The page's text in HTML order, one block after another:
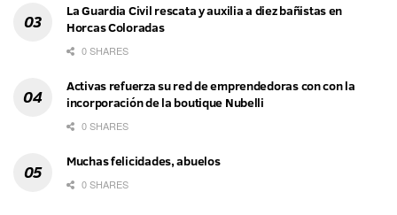
La Guardia Civil rescata y auxilia a diez bañistas en
Horcas Coloradas
0 SHARES
Activas refuerza su red de emprendedoras con con la
incorporación de la boutique Nubelli
0 SHARES
Muchas felicidades, abuelos
0 SHARES